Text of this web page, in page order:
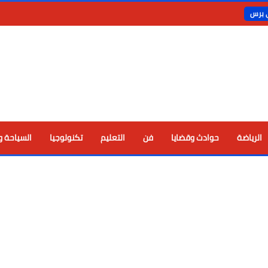
برس
الرياضة حوادث وقضايا فن التعليم تكنولوجيا السياحة